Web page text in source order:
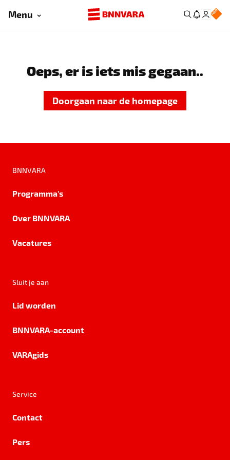
Menu
Oeps, er is iets mis gegaan..
Doorgaan naar de homepage
BNNVARA
Programma's
Over BNNVARA
Vacatures
Sluit je aan
Lid worden
BNNVARA-account
VARAgids
Service
Contact
Pers